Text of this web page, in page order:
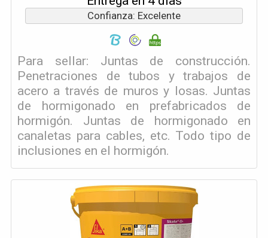
Confianza: Excelente
Para sellar: Juntas de construcción.
Penetraciones de tubos y trabajos de
acero a través de muros y losas. Juntas
de hormigonado en prefabricados de
hormigón. Juntas de hormigonado en
canaletas para cables, etc. Todo tipo de
inclusiones en el hormigón.